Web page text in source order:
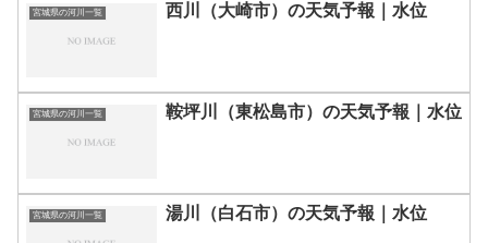
宮城県の河川一覧 西川（大崎市）の天気予報｜水位
宮城県の河川一覧 鞍坪川（東松島市）の天気予報｜水位
宮城県の河川一覧 湯川（白石市）の天気予報｜水位